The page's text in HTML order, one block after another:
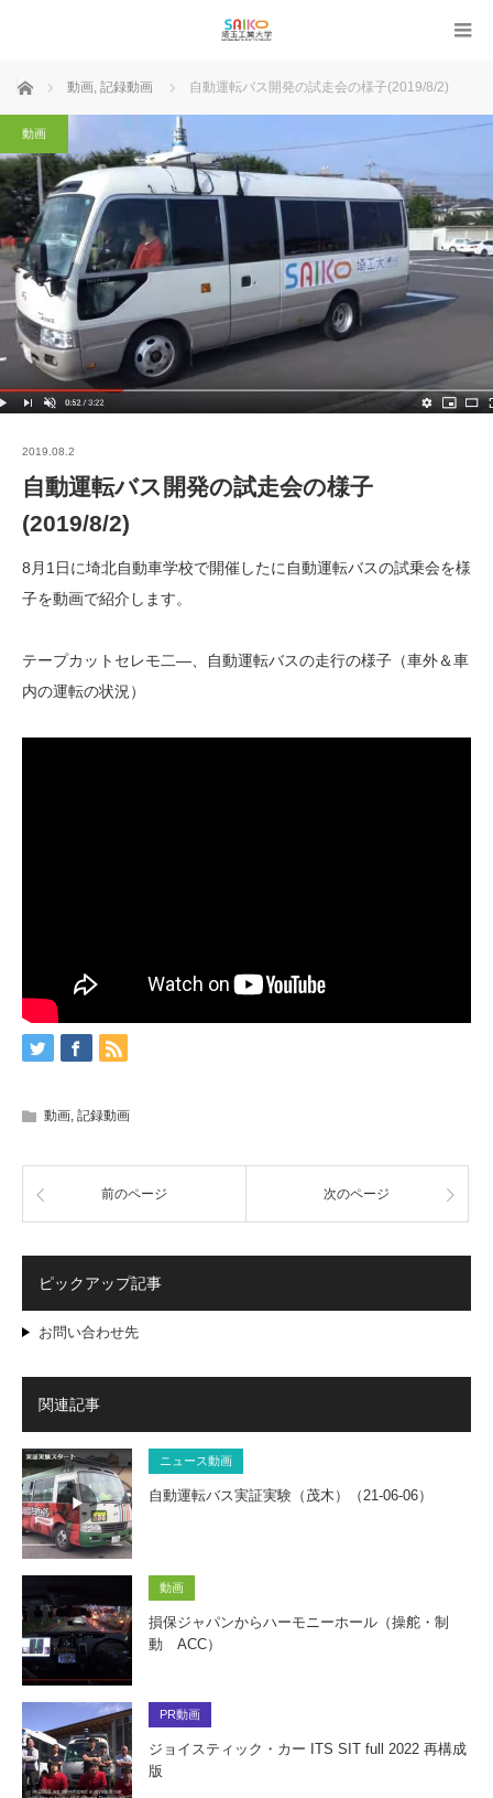
ホーム 動画, 記録動画 自動運転バス開発の試走会の様子(2019/8/2)
動画
2019.08.2
自動運転バス開発の試走会の様子
(2019/8/2)
8月1日に埼北自動車学校で開催したに自動運転バスの試乗会を様
子を動画で紹介します。
テープカットセレモ二―、自動運転バスの走行の様子（車外＆車
内の運転の状況）
動画, 記録動画
前のページ 次のページ
ピックアップ記事
お問い合わせ先
関連記事
ニュース動画
自動運転バス実証実験（茂木）（21-06-06）
動画
損保ジャパンからハーモニーホール（操舵・制
動 ACC）
PR動画
ジョイスティック・カー ITS SIT full 2022 再構成
版